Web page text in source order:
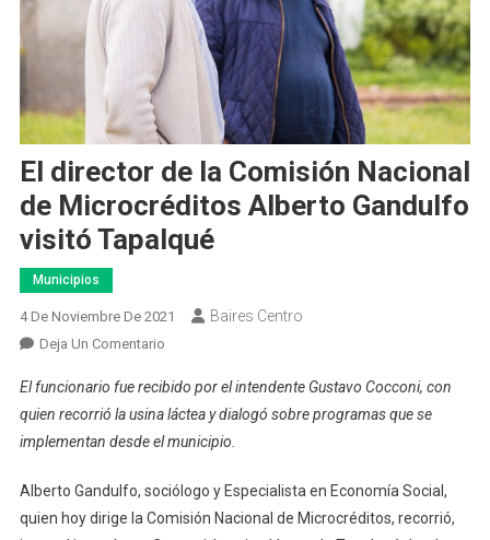
El director de la Comisión Nacional
de Microcréditos Alberto Gandulfo
visitó Tapalqué
Municipios
4 De Noviembre De 2021 Baires Centro
Deja Un ComentarioEn
Director
De
La
Nacional
De
El funcionario fue recibido por el intendente Gustavo Cocconi, con
quien recorrió la usina láctea y dialogó sobre programas que se
implementan desde el municipio.
Alberto Gandulfo, sociólogo y Especialista en Economía Social,
quien hoy dirige la Comisión Nacional de Microcréditos, recorrió,